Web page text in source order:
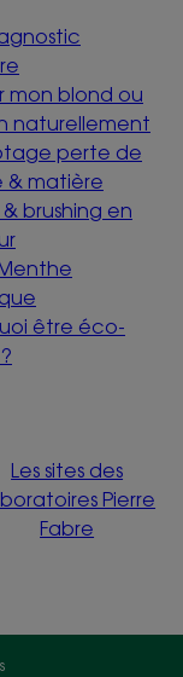
mon blond ou
naturellement
perte de
& matière
& brushing en
être éco-
Les sites des
Pierre
Fabre